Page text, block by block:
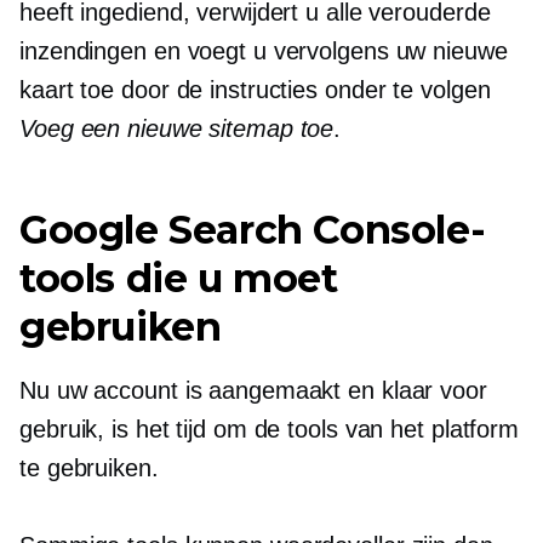
heeft ingediend, verwijdert u alle verouderde
inzendingen en voegt u vervolgens uw nieuwe
kaart toe door de instructies onder te volgen
Voeg een nieuwe sitemap toe.
Google Search Console-
tools die u moet
gebruiken
Nu uw account is aangemaakt en klaar voor
gebruik, is het tijd om de tools van het platform
te gebruiken.